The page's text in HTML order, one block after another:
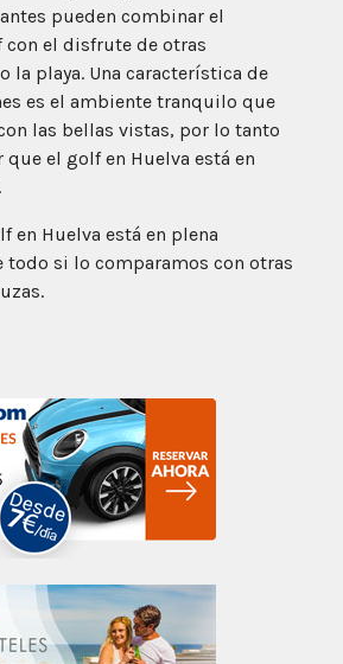
pueden combinar el
con el disfrute de otras
la playa. Una característica de
es el ambiente tranquilo que
las bellas vistas, por lo tanto
el golf en Huelva está en
en Huelva está en plena
todo si lo comparamos con otras